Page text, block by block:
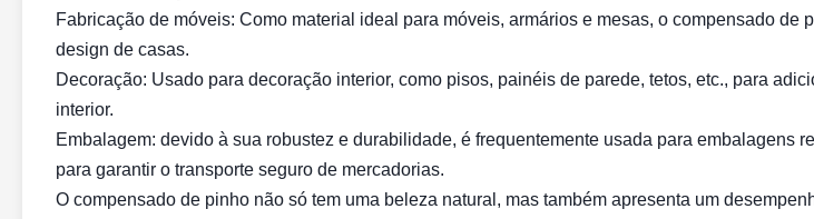
Fabricação de móveis: Como material ideal para móveis, armários e mesas, o compensado de
design de casas.
Decoração: Usado para decoração interior, como pisos, painéis de parede, tetos, etc., para
interior.
Embalagem: devido à sua robustez e durabilidade, é frequentemente usada para embalagens
para garantir o transporte seguro de mercadorias.
O compensado de pinho não só tem uma beleza natural, mas também apresenta um